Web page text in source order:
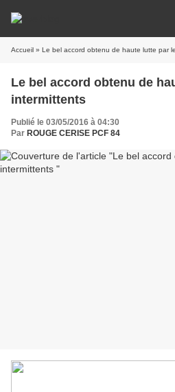
Accueil » Le bel accord obtenu de haute lutte par
Le bel accord obtenu de
intermittents
Publié le 03/05/2016 à 04:30
Par ROUGE CERISE PCF 84